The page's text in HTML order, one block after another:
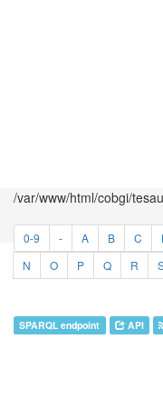
/var/www/html/cobgi/
0-9 - A B C
N
O P Q R
SPARQL endpoint API